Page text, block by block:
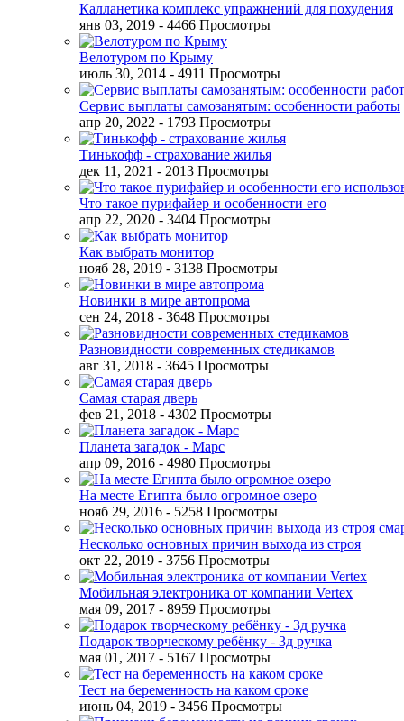
Калланетика комплекс упражнений для похудения
янв 03, 2019 - 4466 Просмотры
Велотуром по Крыму
июль 30, 2014 - 4911 Просмотры
Сервис выплаты самозанятым: особенности работы
апр 20, 2022 - 1793 Просмотры
Тинькофф - страхование жилья
дек 11, 2021 - 2013 Просмотры
Что такое пурифайер и особенности его
апр 22, 2020 - 3404 Просмотры
Как выбрать монитор
нояб 28, 2019 - 3138 Просмотры
Новинки в мире автопрома
сен 24, 2018 - 3648 Просмотры
Разновидности современных стедикамов
авг 31, 2018 - 3645 Просмотры
Самая старая дверь
фев 21, 2018 - 4302 Просмотры
Планета загадок - Марс
апр 09, 2016 - 4980 Просмотры
На месте Египта было огромное озеро
нояб 29, 2016 - 5258 Просмотры
Несколько основных причин выхода из строя
окт 22, 2019 - 3756 Просмотры
Мобильная электроника от компании Vertex
мая 09, 2017 - 8959 Просмотры
Подарок творческому ребёнку - 3д ручка
мая 01, 2017 - 5167 Просмотры
Тест на беременность на каком сроке
июнь 04, 2019 - 3456 Просмотры